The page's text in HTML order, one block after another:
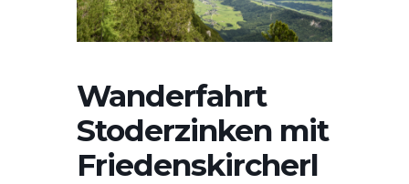
Wanderfahrt
Stoderzinken mit
Friedenskircherl